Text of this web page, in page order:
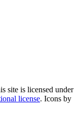
site is licensed under
license. Icons by